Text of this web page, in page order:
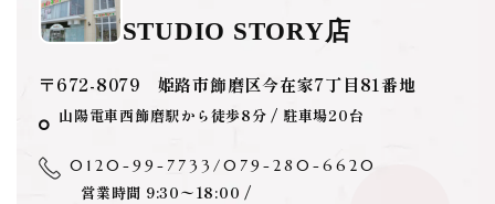
STUDIO STORY店
〒672-8079 姫路市飾磨区今在家7丁目81番地
山陽電車西飾磨駅から徒歩8分 / 駐車場20台
0120-99-7733 /079-280-6620
営業時間 9:30〜18:00 /